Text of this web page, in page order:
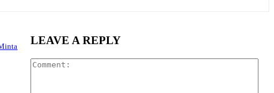
LEAVE A REPLY